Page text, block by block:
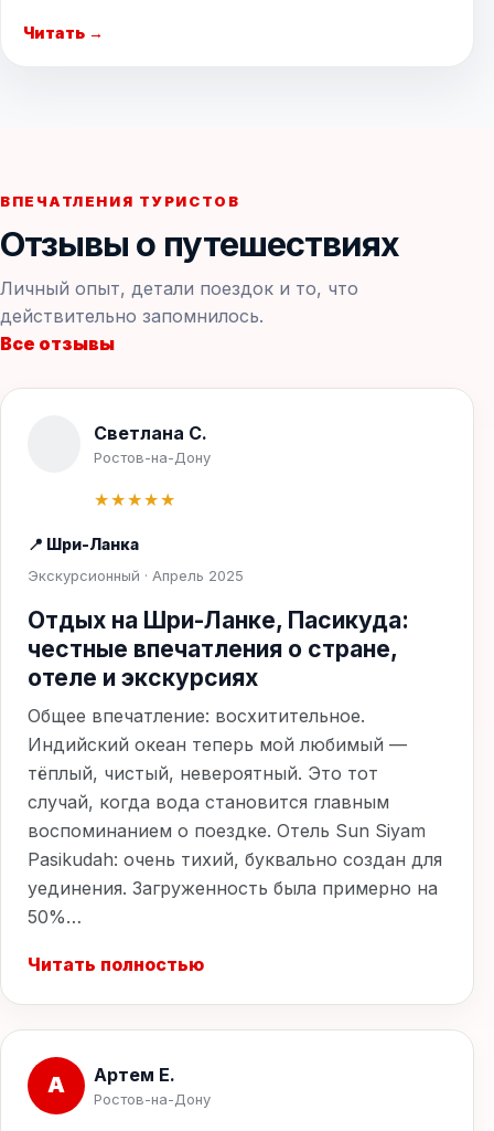
Читать →
ВПЕЧАТЛЕНИЯ ТУРИСТОВ
Отзывы о путешествиях
Личный опыт, детали поездок и то, что
действительно запомнилось.
Все отзывы
Светлана С.
Ростов-на-Дону
★★★★★
📍 Шри-Ланка
Экскурсионный · Апрель 2025
Отдых на Шри-Ланке, Пасикуда:
честные впечатления о стране,
отеле и экскурсиях
Общее впечатление: восхитительное.
Индийский океан теперь мой любимый —
тёплый, чистый, невероятный. Это тот
случай, когда вода становится главным
воспоминанием о поездке. Отель Sun Siyam
Pasikudah: очень тихий, буквально создан для
уединения. Загруженность была примерно на
50%…
Читать полностью
А Артем Е.
Ростов-на-Дону